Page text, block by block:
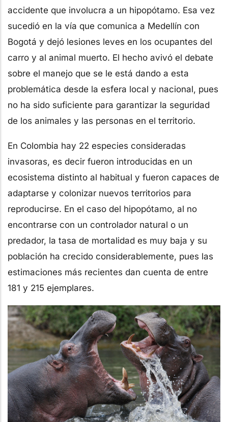
accidente que involucra a un hipopótamo. Esa vez
sucedió en la vía que comunica a Medellín con
Bogotá y dejó lesiones leves en los ocupantes del
carro y al animal muerto. El hecho avivó el debate
sobre el manejo que se le está dando a esta
problemática desde la esfera local y nacional, pues
no ha sido suficiente para garantizar la seguridad
de los animales y las personas en el territorio.
En Colombia hay 22 especies consideradas
invasoras, es decir fueron introducidas en un
ecosistema distinto al habitual y fueron capaces de
adaptarse y colonizar nuevos territorios para
reproducirse. En el caso del hipopótamo, al no
encontrarse con un controlador natural o un
predador, la tasa de mortalidad es muy baja y su
población ha crecido considerablemente, pues las
estimaciones más recientes dan cuenta de entre
181 y 215 ejemplares.